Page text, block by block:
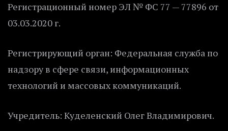
Регистрационный номер ЭЛ № ФС 77 — 77896 от
03.03.2020 г.
Регистрирующий орган: Федеральная служба по
надзору в сфере связи, информационных
технологий и массовых коммуникаций.
Учредитель: Куделенский Олег Владимирович.